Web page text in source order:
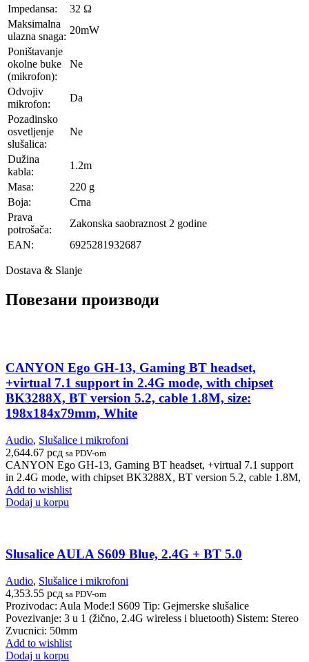
Impedansa:
32 Ω
Maksimalna
ulazna snaga:
20mW
Poništavanje
okolne buke
(mikrofon):
Ne
Odvojiv
mikrofon:
Da
Pozadinsko
osvetljenje
slušalica:
Ne
Dužina
kabla:
1.2m
Masa:
220 g
Boja:
Crna
Prava
potrošača:
Zakonska saobraznost 2 godine
EAN:
6925281932687
Dostava & Slanje
Повезани производи
CANYON Ego GH-13, Gaming BT headset,
+virtual 7.1 support in 2.4G mode, with chipset
BK3288X, BT version 5.2, cable 1.8M, size:
198x184x79mm, White
Audio, Slušalice i mikrofoni
2,644.67 рсд sa PDV-om
CANYON Ego GH-13, Gaming BT headset, +virtual 7.1 support
in 2.4G mode, with chipset BK3288X, BT version 5.2, cable 1.8M,
Add to wishlist
Dodaj u korpu
Slusalice AULA S609 Blue, 2.4G + BT 5.0
Audio, Slušalice i mikrofoni
4,353.55 рсд sa PDV-om
Prozivodac: Aula Mode:l S609 Tip: Gejmerske slušalice
Povezivanje: 3 u 1 (žično, 2.4G wireless i bluetooth) Sistem: Stereo
Zvucnici: 50mm
Add to wishlist
Dodaj u korpu